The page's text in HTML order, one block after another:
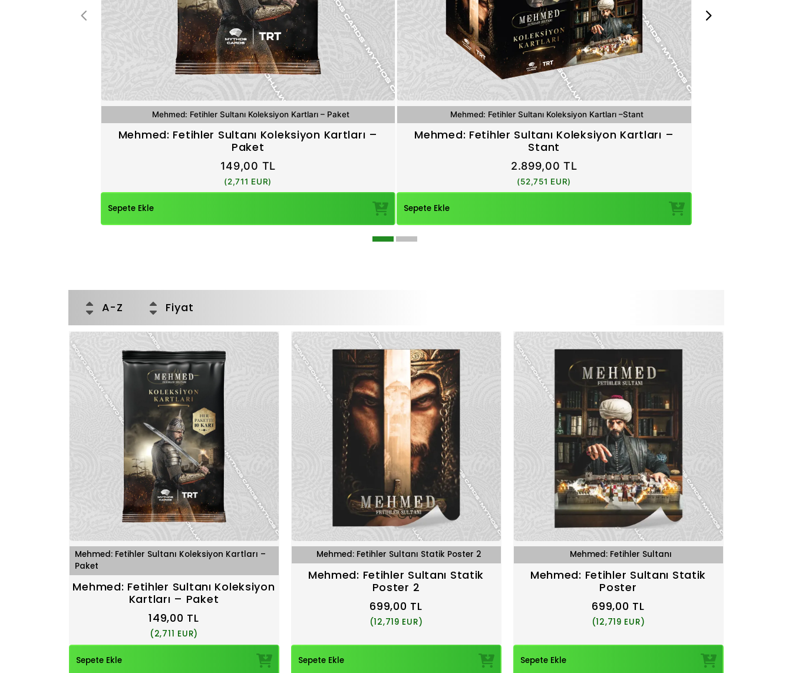
Mehmed: Fetihler Sultanı Koleksiyon Kartları – Paket
Mehmed: Fetihler Sultanı Koleksiyon Kartları –
Paket
149,00 TL
(2,711 EUR)
Sepete Ekle
Mehmed: Fetihler Sultanı Koleksiyon Kartları –Stant
Mehmed: Fetihler Sultanı Koleksiyon Kartları –
Stant
2.899,00 TL
(52,751 EUR)
Sepete Ekle
A-Z Fiyat
Mehmed: Fetihler Sultanı Koleksiyon Kartları –
Paket
Mehmed: Fetihler Sultanı Koleksiyon
Kartları – Paket
149,00 TL
(2,711 EUR)
Sepete Ekle
Mehmed: Fetihler Sultanı Statik Poster 2
Mehmed: Fetihler Sultanı Statik
Poster 2
699,00 TL
(12,719 EUR)
Sepete Ekle
Mehmed: Fetihler Sultanı
Mehmed: Fetihler Sultanı Statik
Poster
699,00 TL
(12,719 EUR)
Sepete Ekle